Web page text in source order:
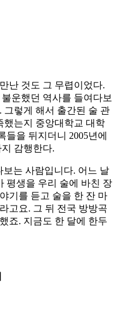
난 것도 그 무렵이었다.
운했던 역사를 들여다보
그렇게 해서 출간된 술 관
했는지 중앙대학교 대학
을 뒤지더니 2005년에
감행한다.
는 사람입니다. 어느 날
평생을 우리 술에 바친 장
기를 듣고 술을 한 잔 마
고요. 그 뒤 전국 방방곡
죠. 지금도 한 달에 한두